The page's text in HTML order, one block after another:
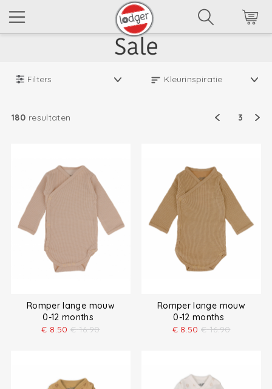
Filters
180 resultaten 3
Romper lange mouw
0-12 months
€ 8.50 € 16.90
Romper lange mouw
0-12 months
€ 8.50 € 16.90